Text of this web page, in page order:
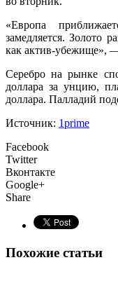
«Европа
замедляется. Золото
как актив-убежище»,
Серебро на рынке
доллара за унцию,
доллара. Палладий
Источник: 1prime
Facebook
Twitter
Вконтакте
Google+
Share
Похожие статьи